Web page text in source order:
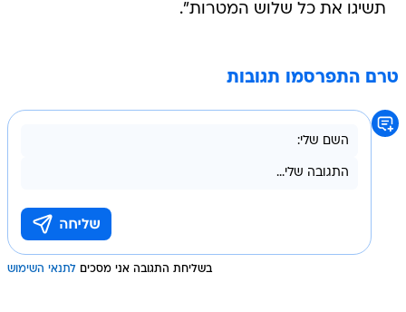
תשיגו את כל שלוש המטרות".
טרם התפרסמו תגובות
בשליחת התגובה אני מסכים לתנאי השימוש